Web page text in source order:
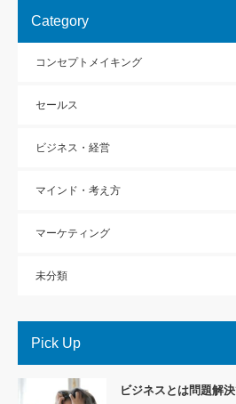
Category
コンセプトメイキング
セールス
ビジネス・経営
マインド・考え方
マーケティング
未分類
Pick Up
ビジネスとは問題解